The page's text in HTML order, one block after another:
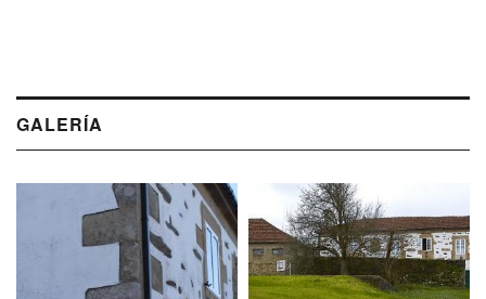
GALERÍA